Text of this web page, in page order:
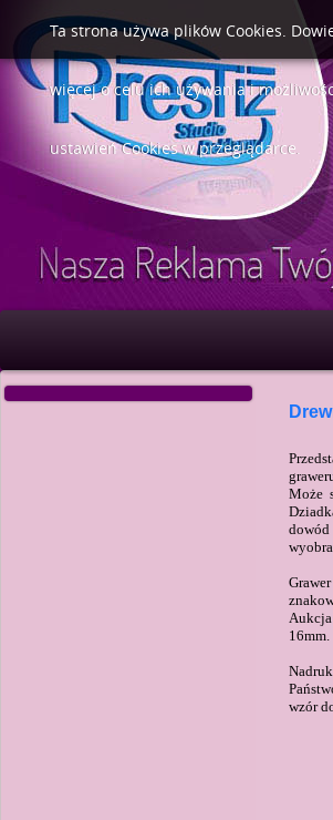
Może
dowód
16mm.
wzór
Ta strona używa plików Cookies.
więcej o celu ich używania i
ustawień Cookies w przeglądarce.